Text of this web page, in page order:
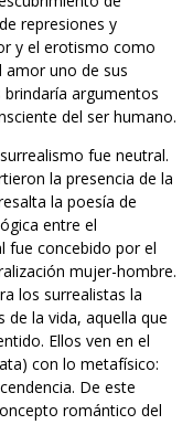
represiones y
y el erotismo como
amor uno de sus
argumentos
del ser humano.
fue neutral.
la presencia de la
la poesía de
entre el
fue concebido por el
mujer-hombre.
los surrealistas la
la vida, aquella que
Ellos ven en el
con lo metafísico:
De este
romántico del